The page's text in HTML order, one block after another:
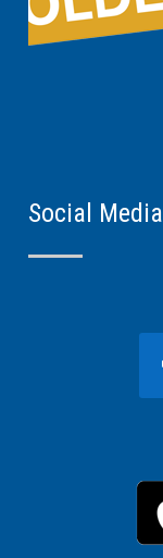
Social Media